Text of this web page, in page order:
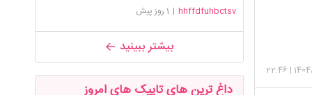
|
22:46
hhffdfuhbctsv
| 1 روز پیش
بیشتر ببینید
داغ ترین های تاپیک های امروز